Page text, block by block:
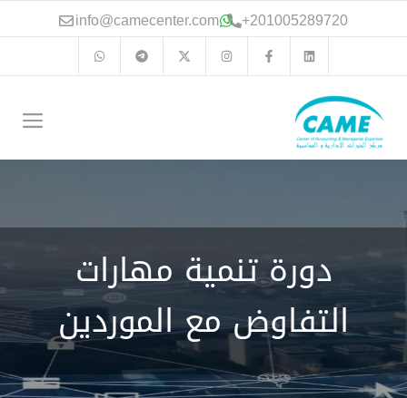
انتقل
إلى 201005289720
+
info@camecenter.com
دورة تنمية مهارات
التفاوض مع الموردين